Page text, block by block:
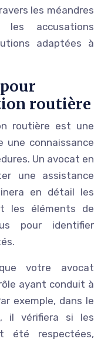
les méandres
accusations
adaptées à
routière
routière est une
une connaissance
Un avocat en
une assistance
en détail les
les éléments de
pour identifier
votre avocat
ayant conduit à
exemple, dans le
il vérifiera si les
été respectées,